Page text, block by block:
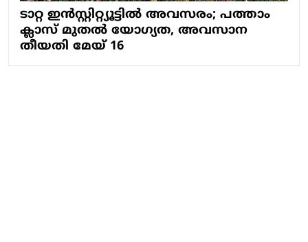
ടാറ്റ ഇൻസ്റ്റിറ്റ്യൂട്ടിൽ അവസരം; പത്താം
ക്ലാസ് മുതൽ യോഗ്യത, അവസാന
തീയതി മേയ് 16